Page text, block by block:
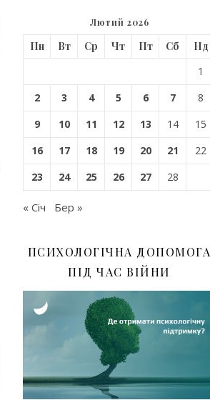
Лютий 2026
Пн Вт Ср Чт Пт Сб
Нд
1
2
3 4 5 6 7
8
9
10 11 12 13 14
15
16
17 18 19 20 21
22
23
24 25 26 27 28
« Січ Бер »
ПСИХОЛОГІЧНА ДОПОМОГА
ПІД ЧАС ВІЙНИ